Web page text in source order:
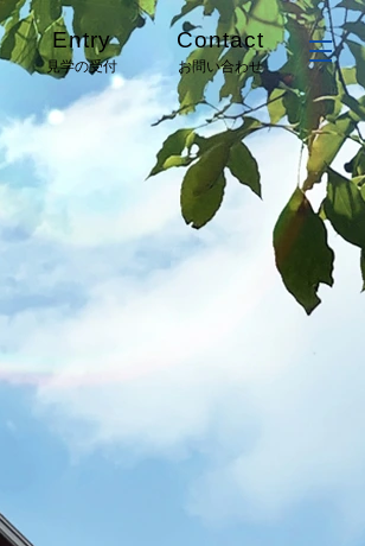
Contact
お問い合わせ
Entry
見学の受付